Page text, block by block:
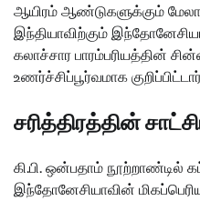
ஆயிரம் ஆண்டுகளுக்கும்
இந்தியாவிற்கும்
கலாச்சார பாரம்பரியத்தின்
உணர்ச்சிப்பூர்வமாக
சரித்திரத்தின்
கி.பி. ஒன்பதாம் நூற்றாண்டில்
இந்தோனேசியாவின்